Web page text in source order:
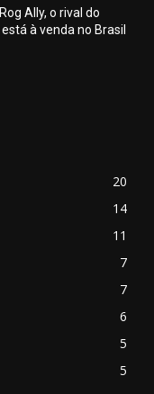
Ally, o rival do
à venda no Brasil
20
14
11
7
7
6
5
5